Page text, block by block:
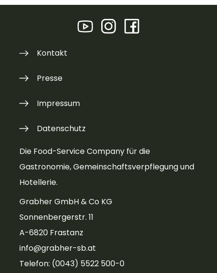
Die Food-Service Company für die
Gastronomie, Gemeinschaftsverpflegung und
Hotellerie.
Grabher GmbH & Co KG
Sonnenbergerstr. 11
A-6820 Frastanz
info@grabher-sb.at
Telefon: (0043) 5522 500-0
Kontakt
Presse
Impressum
Datenschutz